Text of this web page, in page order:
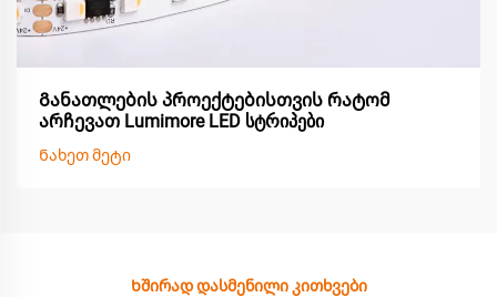
Განათლების პროექტებისთვის რატომ
არჩევათ Lumimore LED სტრიპები
Ნახეთ მეტი
Ხშირად დასმენილი კითხვები